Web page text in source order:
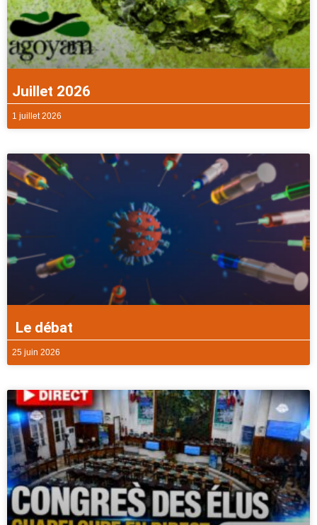
Juillet 2026
1 juillet 2026
Le débat
25 juin 2026